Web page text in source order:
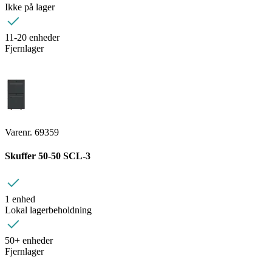
Ikke på lager
11-20 enheder
Fjernlager
Varenr. 69359
Skuffer 50-50 SCL-3
1 enhed
Lokal lagerbeholdning
50+ enheder
Fjernlager